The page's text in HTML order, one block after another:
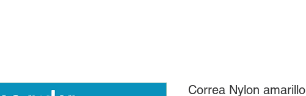
Correa Nylon amarillo